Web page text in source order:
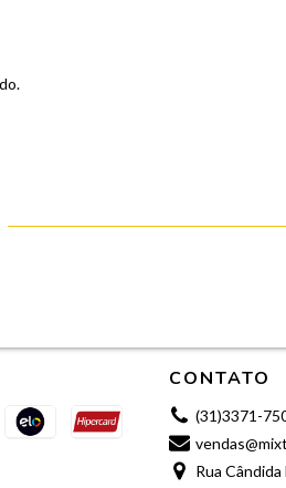
CONTATO
(31)3371-
Rua